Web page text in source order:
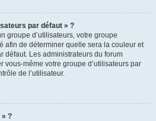
par défaut » ?
groupe d’utilisateurs, votre groupe
afin de déterminer quelle sera la couleur et
défaut. Les administrateurs du forum
vous-même votre groupe d’utilisateurs par
de l’utilisateur.
» ?